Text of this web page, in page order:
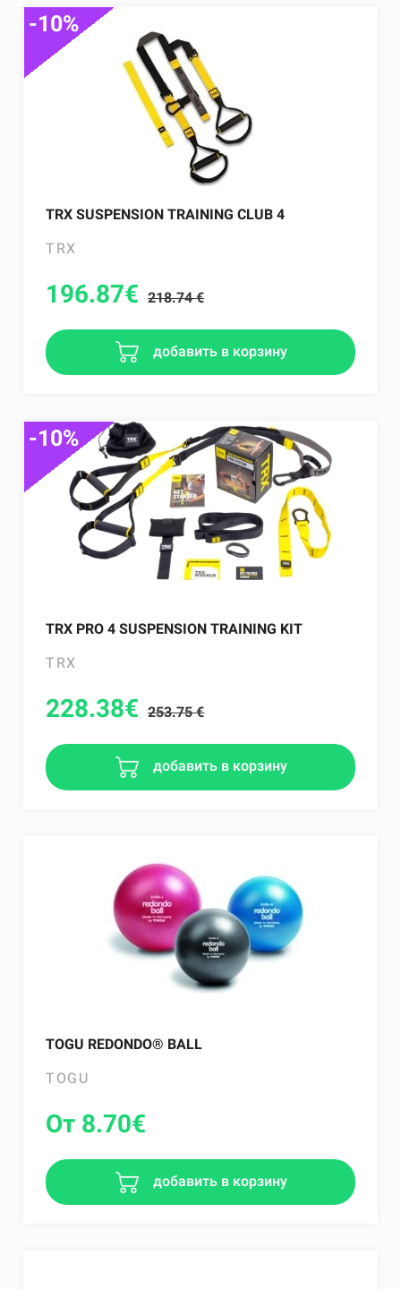
TRX SUSPENSION TRAINING CLUB 4
TRX
-10%
196.87€ 218.74 €
добавить в корзину
TRX PRO 4 SUSPENSION TRAINING KIT
TRX
-10%
228.38€ 253.75 €
добавить в корзину
TOGU REDONDO® BALL
TOGU
От 8.70€
добавить в корзину